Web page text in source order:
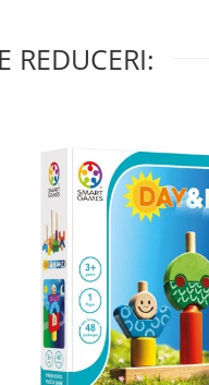
REDUCERI: